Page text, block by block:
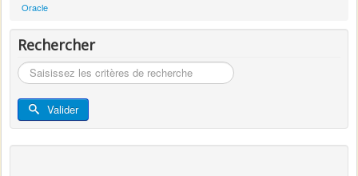
Oracle
Rechercher
Rechercher
Valider